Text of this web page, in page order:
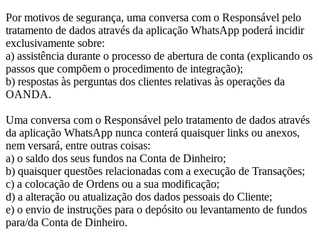
Por motivos de segurança, uma conversa com o Responsável pelo
tratamento de dados através da aplicação WhatsApp poderá incidir
exclusivamente sobre:
a) assistência durante o processo de abertura de conta (explicando os
passos que compõem o procedimento de integração);
b) respostas às perguntas dos clientes relativas às operações da
OANDA.
Uma conversa com o Responsável pelo tratamento de dados através
da aplicação WhatsApp nunca conterá quaisquer links ou anexos,
nem versará, entre outras coisas:
a) o saldo dos seus fundos na Conta de Dinheiro;
b) quaisquer questões relacionadas com a execução de Transações;
c) a colocação de Ordens ou a sua modificação;
d) a alteração ou atualização dos dados pessoais do Cliente;
e) o envio de instruções para o depósito ou levantamento de fundos
para/da Conta de Dinheiro.